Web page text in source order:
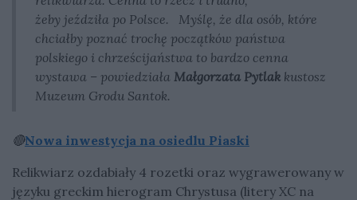
żeby jeździła po Polsce. Myślę, że dla osób, które
chciałby poznać trochę początków państwa
polskiego i chrześcijaństwa to bardzo cenna
wystawa – powiedziała Małgorzata Pytlak kustosz
Muzeum Grodu Santok.
🔴Nowa inwestycja na osiedlu Piaski
Relikwiarz ozdabiały 4 rozetki oraz wygrawerowany w
języku greckim hierogram Chrystusa (litery XC na